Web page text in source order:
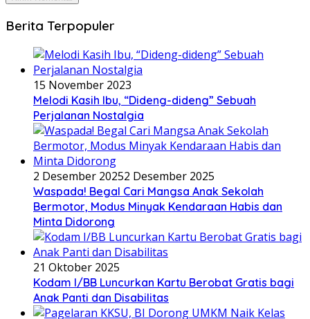
Berita Terpopuler
15 November 2023
Melodi Kasih Ibu, “Dideng-dideng” Sebuah
Perjalanan Nostalgia
2 Desember 20252 Desember 2025
Waspada! Begal Cari Mangsa Anak Sekolah
Bermotor, Modus Minyak Kendaraan Habis dan
Minta Didorong
21 Oktober 2025
Kodam I/BB Luncurkan Kartu Berobat Gratis bagi
Anak Panti dan Disabilitas